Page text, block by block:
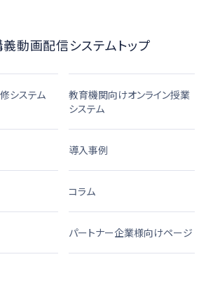
動画配信システムトップ
システム
教育機関向けオンライン授業
システム
導入事例
コラム
パートナー企業様向けページ